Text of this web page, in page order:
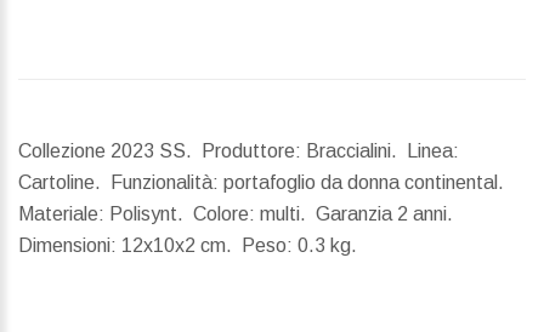
Collezione 2023 SS. Produttore: Braccialini. Linea:
Cartoline. Funzionalità: portafoglio da donna continental.
Materiale: Polisynt. Colore: multi. Garanzia 2 anni.
Dimensioni: 12x10x2 cm. Peso: 0.3 kg.